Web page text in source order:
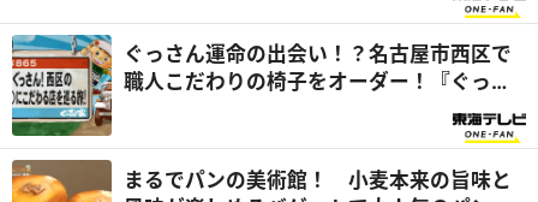
ぐっさん運命の出会い！？名古屋市西区で
職人こだわりの椅子をオーダー！『ぐっさ
まるでパンの美術館！ 小麦本来の旨味と